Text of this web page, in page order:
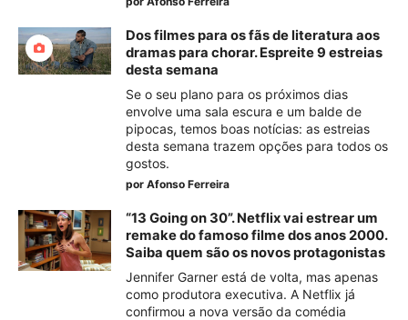
Dos filmes para os fãs de literatura aos
dramas para chorar. Espreite 9 estreias
desta semana
Se o seu plano para os próximos dias
envolve uma sala escura e um balde de
pipocas, temos boas notícias: as estreias
desta semana trazem opções para todos os
gostos.
por Afonso Ferreira
“13 Going on 30”. Netflix vai estrear um
remake do famoso filme dos anos 2000.
Saiba quem são os novos protagonistas
Jennifer Garner está de volta, mas apenas
como produtora executiva. A Netflix já
confirmou a nova versão da comédia